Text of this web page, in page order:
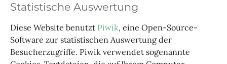
Statistische Auswertung
Diese Website benutzt Piwik, eine Open-Source-
Software zur statistischen Auswertung der
Besucherzugriffe. Piwik verwendet sogenannte